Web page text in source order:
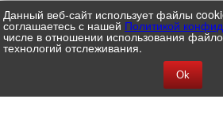
Данный веб-сайт использует файлы
соглашаетесь с нашей Политикой
числе в отношении использования
технологий отслеживания.
Ok